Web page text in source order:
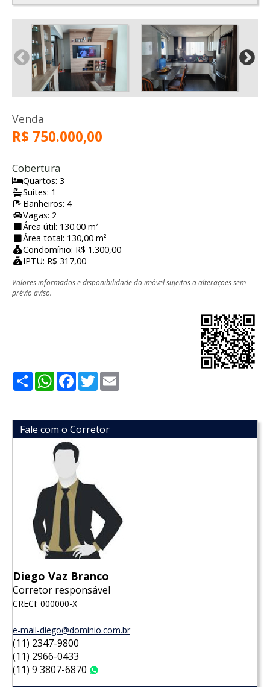
Venda
R$ 750.000,00
Cobertura
Quartos: 3
Suítes: 1
Banheiros: 4
Vagas: 2
Área útil: 130.00 m²
Área total: 130,00 m²
Condomínio: R$ 1.300,00
IPTU: R$ 317,00
Valores informados e disponibilidade do imóvel sujeitos a alterações sem
prévio aviso.
ShareWhatsApp
Facebook
Twitter
Fale com o Corretor
Diego Vaz Branco
Corretor responsável
CRECI: 000000-X
e-mail-diego@dominio.com.br
(11) 2347-9800
(11) 2966-0433
(11) 9 3807-6870